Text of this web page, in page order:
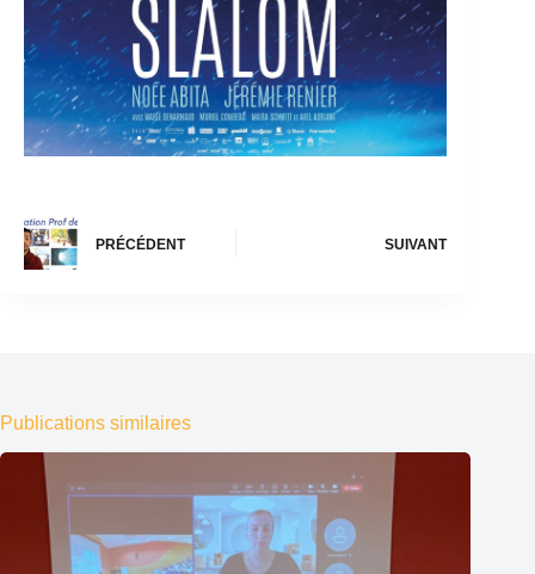
PRÉCÉDENT SUIVANT
Publications similaires